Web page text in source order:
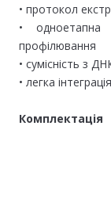
• протокол
• одноетапна
профілювання
• сумісність з
• легка
Комплектація